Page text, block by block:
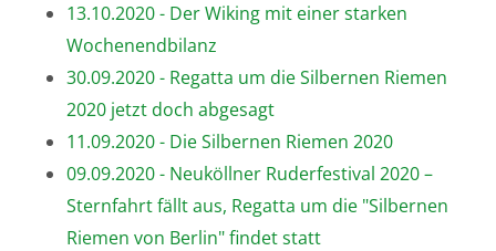
13.10.2020 - Der Wiking mit einer starken
Wochenendbilanz
30.09.2020 - Regatta um die Silbernen Riemen
2020 jetzt doch abgesagt
11.09.2020 - Die Silbernen Riemen 2020
09.09.2020 - Neuköllner Ruderfestival 2020 –
Sternfahrt fällt aus, Regatta um die "Silbernen
Riemen von Berlin" findet statt